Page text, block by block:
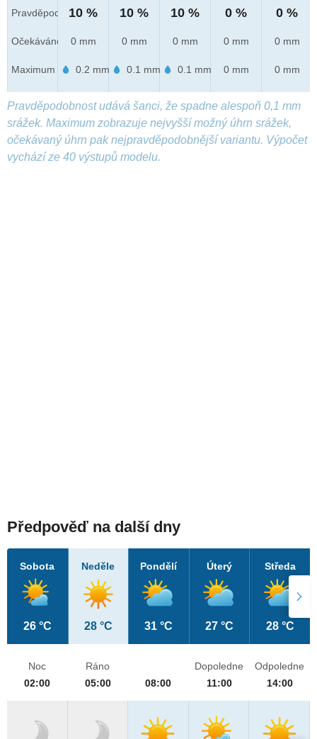
Pravděpod.
Očekáváno
Maximum
10 %
0 mm
0.2 mm
10 %
0 mm
0.1 mm
10 %
0 mm
0.1 mm
0 %
0 mm
0 mm
0 %
0 mm
0 mm
Pravděpodobnost udává šanci, že spadne alespoň 0,1 mm
srážek. Maximum zobrazuje nejvyšší možný úhrn srážek,
očekávaný úhrn pak nejpravděpodobnější variantu. Výpočet
vychází ze 40 výstupů modelu.
Předpověď na další dny
Sobota
26 °C
Neděle
28 °C
Pondělí
31 °C
Úterý
27 °C
Středa
28 °C
Noc
02:00
Ráno
05:00
08:00
Dopoledne
11:00
Odpoledne
14:00